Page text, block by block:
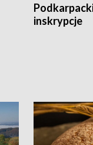
inskrypcje